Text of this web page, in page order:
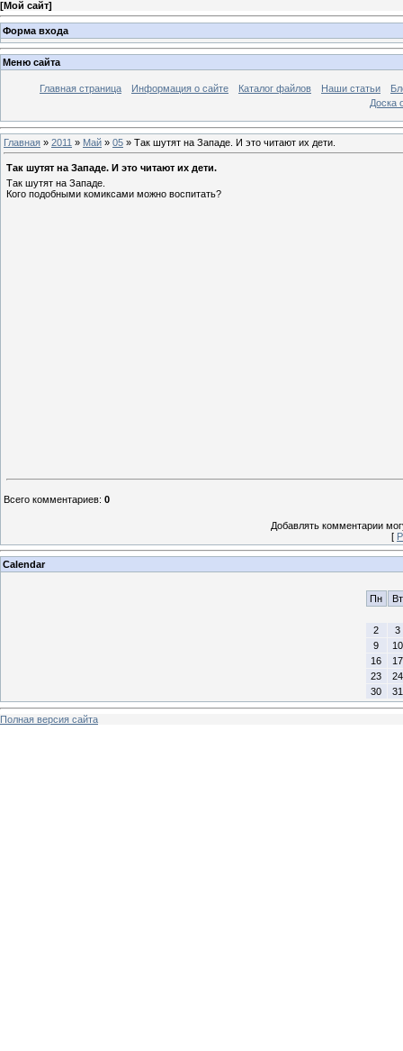
[Мой сайт]
Форма входа
Меню сайта
Главная страница Информация о сайте Каталог файлов Наши статьи
Доска
Главная » 2011 » Май » 05 » Так шутят на Западе. И это читают их дети.
Так шутят на Западе. И это читают их дети.
Так шутят на Западе.
Кого подобными комиксами можно воспитать?
Всего комментариев: 0
Добавлять комментарии
[
Calendar
Пн Вт
2
3
9
10
16
17
23
24
30
31
Полная версия сайта